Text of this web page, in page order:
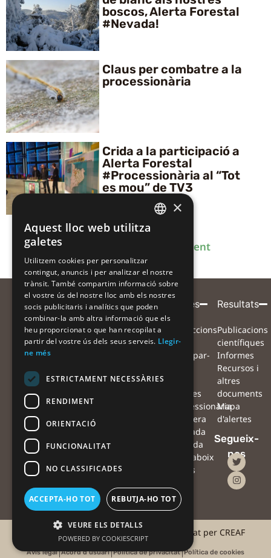
boscos, Alerta Forestal
#Nevada!
Claus per combatre a la
processionària
Crida a la participació a
Alerta Forestal
#Processionària al “Tot
es mou” de TV3
Anterior Següent
Entitat
coordinadora
Amb
el
suport
de
Amb
la
col·laboració
de
Participa
Què volem
aconseguir?
ajudar?
amb les
observacions?
fer tu amb les
observacions?
Projecte
Projecte
Equip
Preguntes
premsa
Alertes
Instruccions
per
participar-
d'alertes
#Processionària
#Sequera
#Ventada
#Nevada
#Erugaboix
Alertes
drons
Resultats
Publicacions
científiques
Informes
Recursos i
altres
documents
Mapa
d'alertes
Segueix-
nos
©2025 #AlertaForestal | Projecte coordinat per CREAF
Avís legal Acord d'usuari Política de privacitat Política de cookies
SPANISH
×
Aquest lloc web utilitza
galetes
Utilitzem cookies per personalitzar
contingut, anuncis i per analitzar el nostre
trànsit. També compartim informació sobre
el vostre ús del nostre lloc amb els nostres
socis publicitaris i analítics que poden
combinar-la amb altra informació que els
heu proporcionat o que han recopilat a
partir del vostre ús dels seus serveis. Llegir-
ne més
ESTRICTAMENT NECESSÀRIES
RENDIMENT
ORIENTACIÓ
FUNCIONALITAT
NO CLASSIFICADES
ACCEPTA-HO TOT REBUTJA-HO TOT
VEURE ELS DETALLS
POWERED BY COOKIESCRIPT